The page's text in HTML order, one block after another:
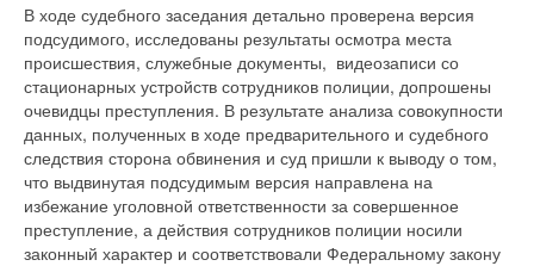
В ходе судебного заседания детально проверена версия
подсудимого, исследованы результаты осмотра места
происшествия, служебные документы, видеозаписи со
стационарных устройств сотрудников полиции, допрошены
очевидцы преступления. В результате анализа совокупности
данных, полученных в ходе предварительного и судебного
следствия сторона обвинения и суд пришли к выводу о том,
что выдвинутая подсудимым версия направлена на
избежание уголовной ответственности за совершенное
преступление, а действия сотрудников полиции носили
законный характер и соответствовали Федеральному закону